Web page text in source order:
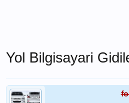
Yol Bilgisayari